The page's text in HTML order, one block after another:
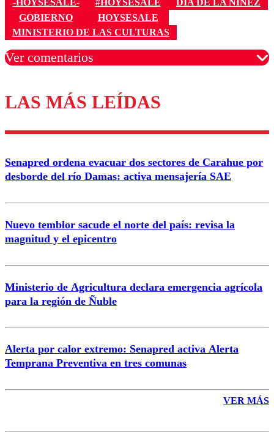
-HOYSESALE- #HOYSESALE
DÍA DE LA NIÑEZ
GOBIERNO
HOYSESALE
MINISTERIO DE LAS CULTURAS
Ver comentarios
Los comentarios son moderados para garantizar un
diálogo respetuoso.
Correo
LAS MÁS LEÍDAS
Senapred ordena evacuar dos sectores de Carahue por
desborde del río Damas: activa mensajería SAE
Nuevo temblor sacude el norte del país: revisa la
magnitud y el epicentro
Ministerio de Agricultura declara emergencia agrícola
para la región de Ñuble
Alerta por calor extremo: Senapred activa Alerta
Temprana Preventiva en tres comunas
VER MÁS